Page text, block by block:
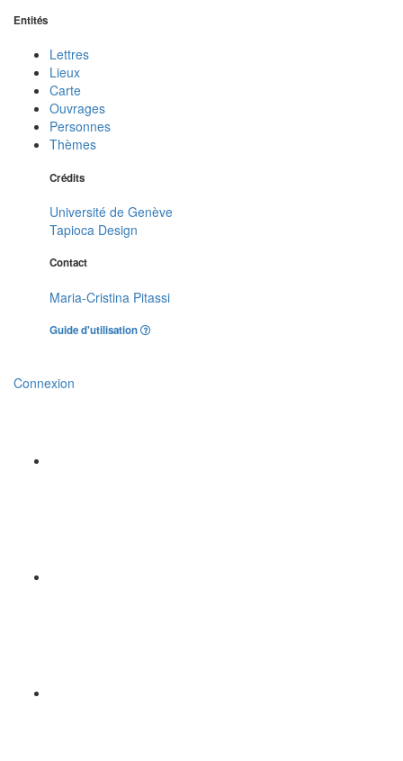
Entités
Lettres
Lieux
Carte
Ouvrages
Personnes
Thèmes
Crédits
Université de Genève
Tapioca Design
Contact
Maria-Cristina Pitassi
Guide d'utilisation
Connexion